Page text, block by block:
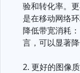
验和转化率。
是在移动网络环
降低带宽消耗
言，可以显著降
2. 更好的图像